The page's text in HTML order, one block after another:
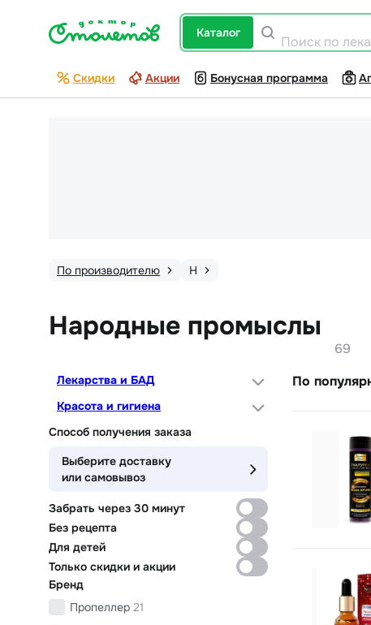
каталог
Поиск по
Скидки Акции Бонусная программа
По производителю Н
Народные промыслы
69
Лекарства и БАД
Красота и гигиена
Способ получения заказа
Выберите доставку
или самовывоз
Забрать через 30 минут
Без рецепта
Для детей
Только скидки и акции
Бренд
Пропеллер 21
По